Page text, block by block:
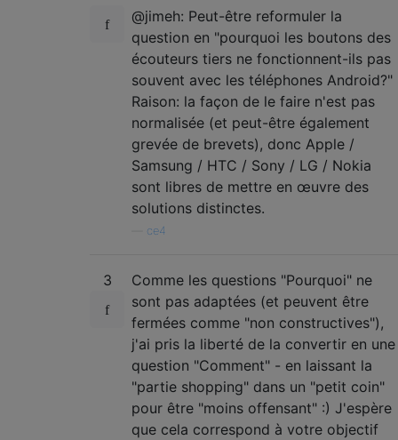
@jimeh: Peut-être reformuler la
question en "pourquoi les boutons des
écouteurs tiers ne fonctionnent-ils pas
souvent avec les téléphones Android?"
Raison: la façon de le faire n'est pas
normalisée (et peut-être également
grevée de brevets), donc Apple /
Samsung / HTC / Sony / LG / Nokia
sont libres de mettre en œuvre des
solutions distinctes.
ce4
3
Comme les questions "Pourquoi" ne
sont pas adaptées (et peuvent être
fermées comme "non constructives"),
j'ai pris la liberté de la convertir en une
question "Comment" - en laissant la
"partie shopping" dans un "petit coin"
pour être "moins offensant" :) J'espère
que cela correspond à votre objectif